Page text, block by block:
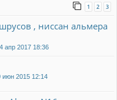
1 2 3
, ниссан альмера
апр 2017 18:36
июн 2015 12:14